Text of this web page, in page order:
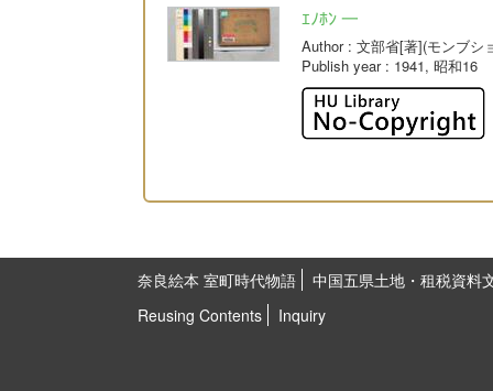
ｴﾉﾎﾝ 一
Author: 文部省[著](モンブシ
Publish year: 1941, 昭和16
奈良絵本 室町時代物語
中国五県土地・租税資料
Reusing Contents
Inquiry